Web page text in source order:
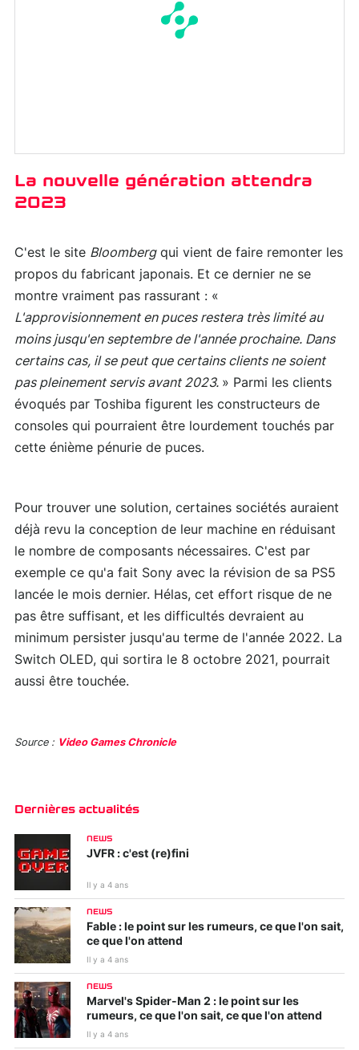
La nouvelle génération attendra
2023
C'est le site Bloombergqui vient de faire remonter les
propos du fabricant japonais. Et ce dernier ne se
montre vraiment pas rassurant : «
L'approvisionnement en puces restera très limité au
moins jusqu'en septembre de l'année prochaine. Dans
certains cas, il se peut que certains clients ne soient
pas pleinement servis avant 2023. » Parmi les clients
évoqués par Toshiba figurent les constructeurs de
consoles qui pourraient être lourdement touchés par
cette énième pénurie de puces.
Pour trouver une solution, certaines sociétés auraient
déjà revu la conception de leur machine en réduisant
le nombre de composants nécessaires. C'est par
exemple ce qu'a fait Sony avec la révision de sa PS5
lancée le mois dernier. Hélas, cet effort risque de ne
pas être suffisant, et les difficultés devraient au
minimum persister jusqu'au terme de l'année 2022. La
Switch OLED, qui sortira le 8 octobre 2021, pourrait
aussi être touchée.
Source : Video Games Chronicle
Dernières actualités
NEWS
JVFR : c'est (re)fini
Il y a 4 ans
NEWS
Fable : le point sur les rumeurs, ce que l'on sait,
ce que l'on attend
Il y a 4 ans
NEWS
Marvel's Spider-Man 2 : le point sur les
rumeurs, ce que l'on sait, ce que l'on attend
Il y a 4 ans